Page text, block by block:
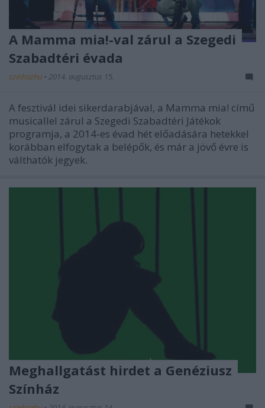
A Mamma mia!-val zárul a Szegedi
Szabadtéri évada
szinhazhu • 2014. augusztus 15.
A fesztivál idei sikerdarabjával, a Mamma mia! című
musicallel zárul a Szegedi Szabadtéri Játékok
programja, a 2014-es évad hét előadására hetekkel
korábban elfogytak a belépők, és már a jövő évre is
válthatók jegyek.
Meghallgatást hirdet a Genéziusz
Színház